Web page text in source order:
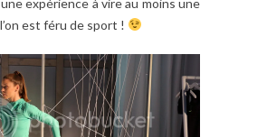
est féru de sport !